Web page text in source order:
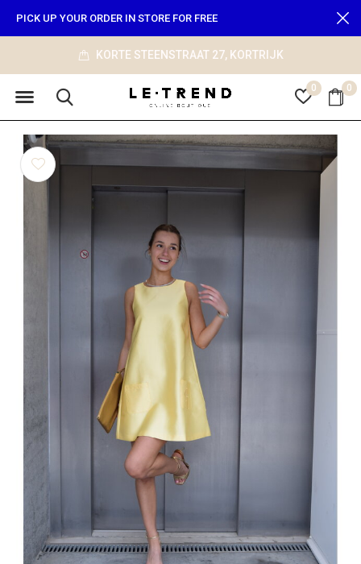
0 0
info@le-trend.com
PICK UP YOUR ORDER IN STORE FOR FREE